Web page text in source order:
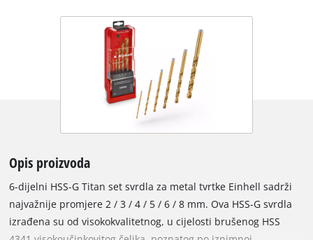
Opis proizvoda
6-dijelni HSS-G Titan set svrdla za metal tvrtke Einhell sadrži
najvažnije promjere 2 / 3 / 4 / 5 / 6 / 8 mm. Ova HSS-G svrdla
izrađena su od visokokvalitetnog, u cijelosti brušenog HSS